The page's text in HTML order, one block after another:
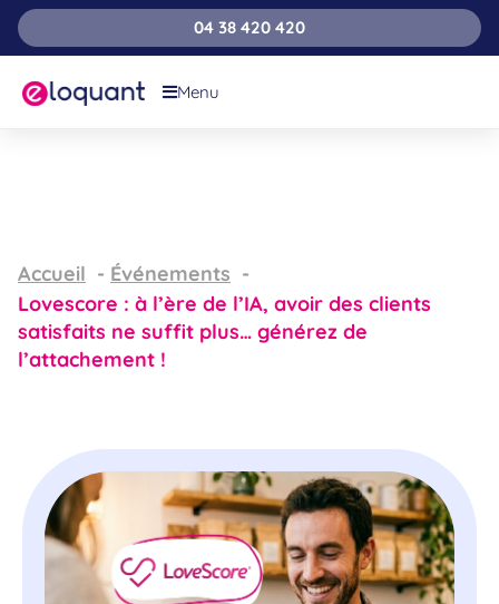
04 38 420 420
Menu
Accueil
Événements
Lovescore : à l’ère de l’IA, avoir des clients
satisfaits ne suffit plus… générez de
l’attachement !